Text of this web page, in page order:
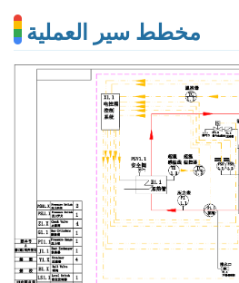
مخطط سير العملية